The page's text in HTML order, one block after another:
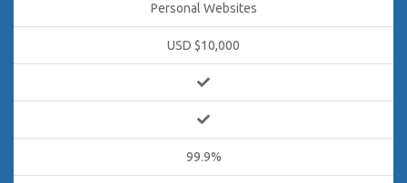
Personal Websites
USD $10,000
99.9%